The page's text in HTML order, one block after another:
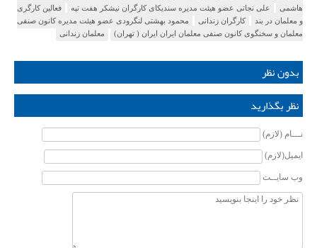
هاشمی
علی نجاتی عضو هیئت مدیره سندیکای کارگران نیشکر هفت تپه
فعالین کارگری
و معلمان در بند
کارگران زندانی
محمود بهشتی لنگرودی عضو هیئت مدیره کانون صنفی
معلمان و سخنگوی کانون صنفی معلمان ایران ایران ( تهران)
معلمان زندانی
بدون نظر
نظر بگذارید
نـــام (لازم)
ایمیل(لازم)
وب سایــت